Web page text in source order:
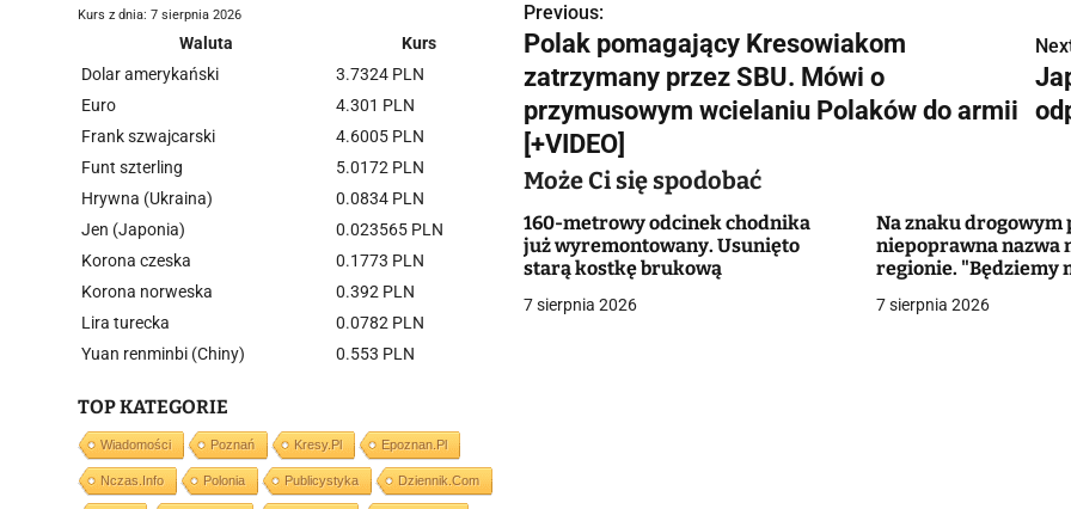
N
a
w
i
a
c
Previous:
Polak pomagający Kresowiakom
zatrzymany przez SBU. Mówi o
przymusowym wcielaniu Polaków do armii
[+VIDEO]
Może Ci się spodobać
160-metrowy odcinek chodnika
już wyremontowany. Usunięto
starą kostkę brukową
7 sierpnia 2026
Na znaku drogowym
niepoprawna nazwa
regionie. "Będziemy
7 sierpnia 2026
Kurs z dnia: 7 sierpnia 2026
Waluta
Kurs
Dolar amerykański
3.7324 PLN
Euro
4.301 PLN
Frank szwajcarski
4.6005 PLN
Funt szterling
5.0172 PLN
Hrywna (Ukraina)
0.0834 PLN
Jen (Japonia)
0.023565 PLN
Korona czeska
0.1773 PLN
Korona norweska
0.392 PLN
Lira turecka
0.0782 PLN
Yuan renminbi (Chiny)
0.553 PLN
TOP KATEGORIE
Wiadomości Poznań Kresy.pl Epoznan.pl
Nczas.info Polonia Publicystyka Dziennik.com